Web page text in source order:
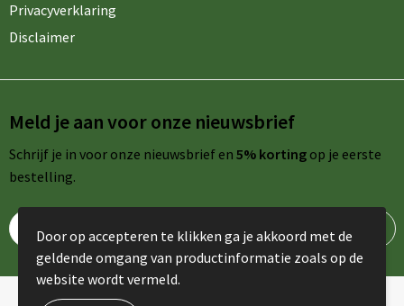
Privacyverklaring
Disclaimer
Meld je aan voor onze nieuwsbrief
Schrijf je in voor onze nieuwsbrief en 5% kortingop je eerste
bestelling.
Door op accepteren te klikken ga je akkoord met de
geldende omgang van productinformatie zoals op de
website wordt vermeld.